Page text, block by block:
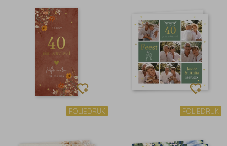
FOLIEDRUK FOLIEDRUK